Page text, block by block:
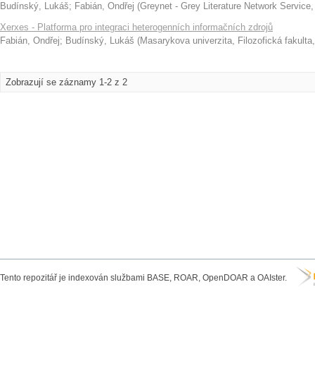
Budínský, Lukáš; Fabián, Ondřej (Greynet - Grey Literature Network Service
Xerxes - Platforma pro integraci heterogenních informačních zdrojů
Fabián, Ondřej; Budínský, Lukáš (Masarykova univerzita, Filozofická fakulta
Zobrazují se záznamy 1-2 z 2
Tento repozitář je indexován službami BASE, ROAR, OpenDOAR a OAIster.